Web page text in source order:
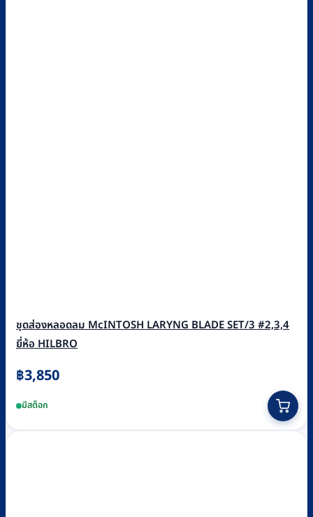
ชุดส่องหลอดลม McINTOSH LARYNG BLADE SET/3 #2,3,4
ยี่ห้อ HILBRO
฿3,850
มีสต็อก